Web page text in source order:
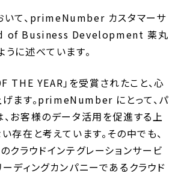
いて、primeNumber カスタマーサ
of Business Development 薬丸
に述べています。
THE YEAR」を受賞されたこと、心
げます。primeNumber にとって、パ
お客様のデータ活用を促進する上
存在と考えています。その中でも、
ラウドインテグレーションサービ
ディングカンパニーであるクラウド